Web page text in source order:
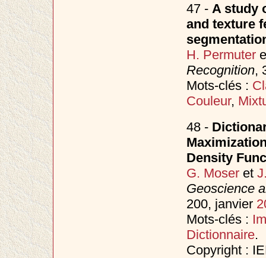
47 - A study
and texture
H. Permuter
Recognition,
Mots-clés :
Couleur,
48 -
Density
G. Moseret
Geoscience
200, janvier
Mots-clés :
Dictionnaire.
Copyright :